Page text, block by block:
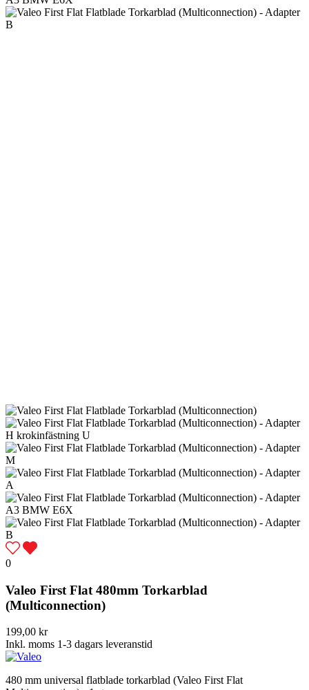
0
Valeo First Flat 480mm Torkarblad
(Multiconnection)
199,00 kr
Inkl. moms 1-3 dagars leveranstid
480 mm universal flatblade torkarblad (Valeo First Flat